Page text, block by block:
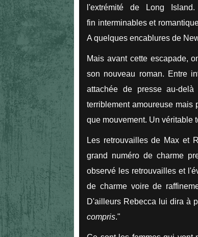
l'extrémité de Long
fin interminables et
A quelques encablures de
Mais avant cette escapade,
son nouveau roman. Entre
attachée de presse au-
terriblement amoureuse mais
que mouvement. Un véritable
Les retrouvailles de Max et
grand numéro de charme
observé les retrouvailles et
de charme voire de
D'ailleurs Rebecca lui dira à
compris."